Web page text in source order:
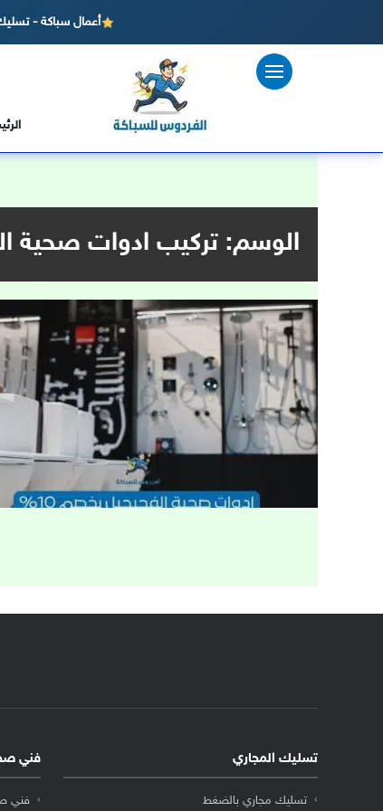
أعمال سباكة -
الوسم: تركيب ادوات صحية
تسليك المجاري
تسليك مجاري بالضغط
فني
فني